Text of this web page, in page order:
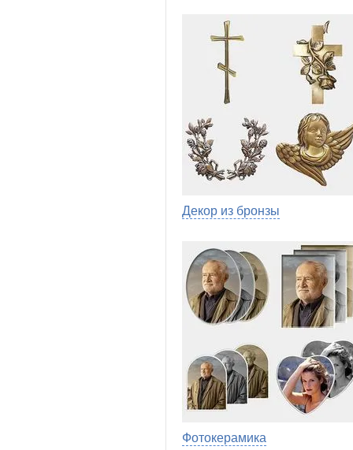
Декор из бронзы
Фотокерамика